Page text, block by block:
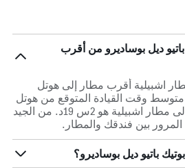
ديل بوساديرو من أقرب
، يعد مطار اشبيلية أقرب مطار إلى هوتل
متوسط وقت القيادة المتوقع من هوتل
بوتيك باتيو ديل بوساديرو إلى مطار اشبيلية هو 2س 19د. من الجيد
بين فندقك والمطار.
باتيو ديل بوساديرو؟